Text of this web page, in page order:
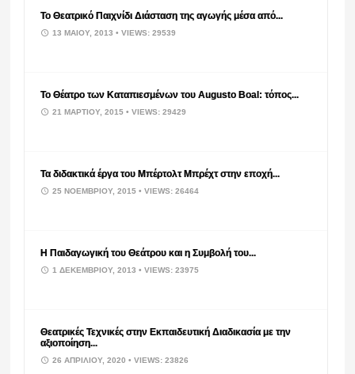
Το Θεατρικό Παιχνίδι Διάσταση της αγωγής μέσα από...
13 ΜΑΪ́ΟΥ, 2013• VIEWS: 29539
Το Θέατρο των Καταπιεσμένων του Augusto Boal: τόπος...
21 ΜΑΡΤΊΟΥ, 2015• VIEWS: 29429
Τα διδακτικά έργα του Μπέρτολτ Μπρέχτ στην εποχή...
25 ΝΟΕΜΒΡΊΟΥ, 2015• VIEWS: 26464
Η Παιδαγωγική του Θεάτρου και η Συμβολή του...
1 ΔΕΚΕΜΒΡΊΟΥ, 2013• VIEWS: 23975
Θεατρικές Τεχνικές στην Εκπαιδευτική Διαδικασία με την
αξιοποίηση...
26 ΑΠΡΙΛΊΟΥ, 2020• VIEWS: 23826